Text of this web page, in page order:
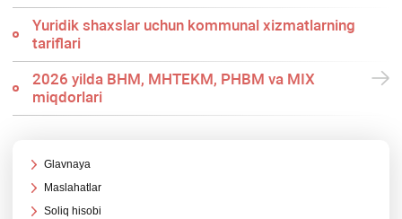
Yuridik shaхslar uchun kommunal хizmatlarning
tariflari
2026 yilda BHM, MHTEKM, PHBM va MIX
miqdorlari
Glavnaya
Maslahatlar
Soliq hisobi